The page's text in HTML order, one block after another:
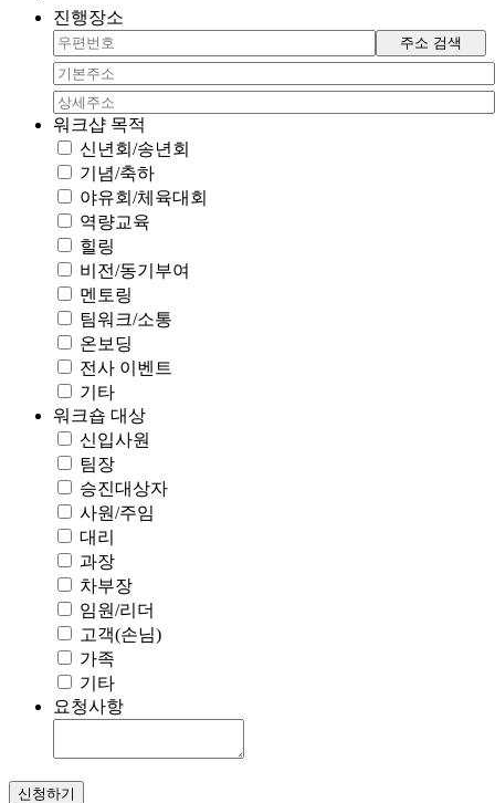
진행장소
주소 검색
워크샵 목적
신년회/송년회
기념/축하
야유회/체육대회
역량교육
힐링
비전/동기부여
멘토링
팀워크/소통
온보딩
전사 이벤트
기타
워크숍 대상
신입사원
팀장
승진대상자
사원/주임
대리
과장
차부장
임원/리더
고객(손님)
가족
기타
요청사항
신청하기